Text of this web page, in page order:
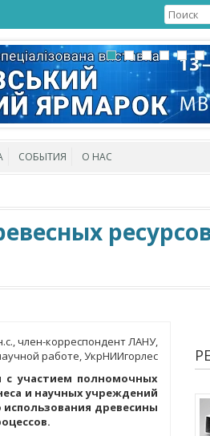
СОБЫТИЯ О НАС
член-корреспондент ЛАНУ,
работе, УкрНИИгорлес
с участием полномочных
и научных учреждений
древесины